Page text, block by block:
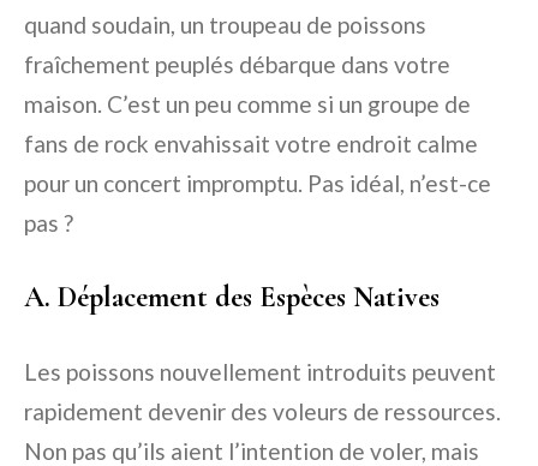
quand soudain, un troupeau de poissons
fraîchement peuplés débarque dans votre
maison. C’est un peu comme si un groupe de
fans de rock envahissait votre endroit calme
pour un concert impromptu. Pas idéal, n’est-ce
pas ?
A. Déplacement des Espèces Natives
Les poissons nouvellement introduits peuvent
rapidement devenir des voleurs de ressources.
Non pas qu’ils aient l’intention de voler, mais